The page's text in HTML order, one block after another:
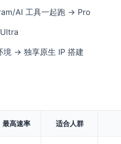
AI 工具一起跑 → Pro
境 → 独享原生 IP 搭建
最高速率 适合人群